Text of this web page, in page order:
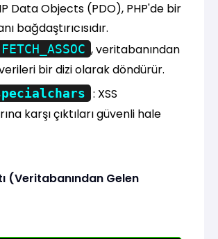
Data Objects (PDO), PHP'de bir
bağdaştırıcısıdır.
, veritabanından
bir dizi olarak döndürür.
: XSS
karşı çıktıları güvenli hale
(Veritabanından Gelen